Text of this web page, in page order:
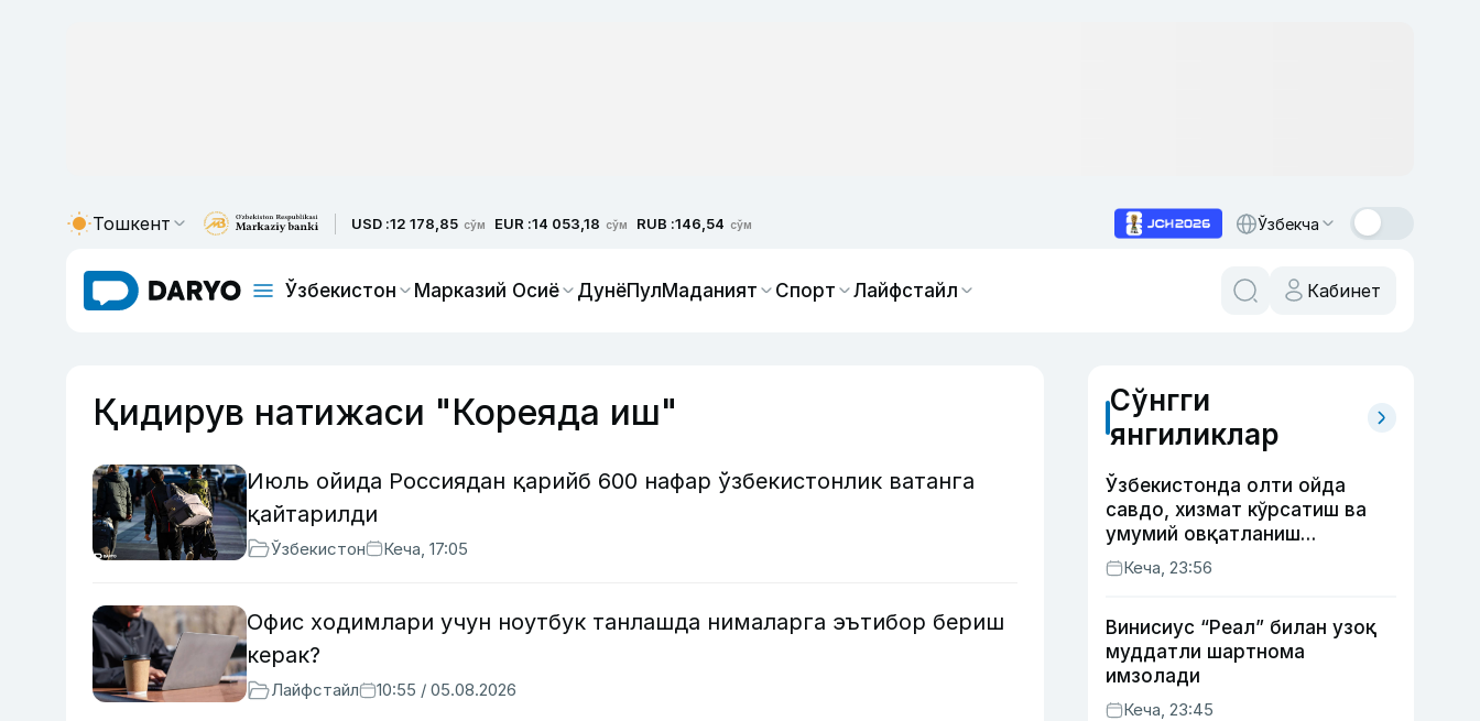
Тошкент USD :12 178,85 сўм EUR :14 053,18 сўм RUB :146,54 сўм Ўзбекча
Ўзбекистон Марказий Осиё ДунёПулМаданият Спорт Лайфстайл Кабинет
Қидирув натижаси "Кореяда иш"
Июль ойида Россиядан қарийб 600 нафар ўзбекистонлик ватанга
қайтарилди
Ўзбекистон Кеча, 17:05
Офис ходимлари учун ноутбук танлашда нималарга эътибор бериш
керак?
Лайфстайл 10:55 / 05.08.2026
Сўнгги
янгиликлар
Ўзбекистонда олти ойда
савдо, хизмат кўрсатиш ва
умумий овқатланиш
корхоналари қанча солиқ
тўлагани очиқланди
Кеча, 23:56
Винисиус “Реал” билан узоқ
муддатли шартнома
имзолади
Кеча, 23:45